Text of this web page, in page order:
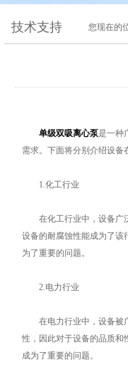
技术支持 您现在的
单级双吸离心泵是一种
需求。下面将分别介绍设备
1.化工行业
在化工行业中，设备广泛
设备的耐腐蚀性能成为了该
为了重要的问题。
2.电力行业
在电力行业中，设备被广
性，因此对于设备的品质和
成为了重要的问题。